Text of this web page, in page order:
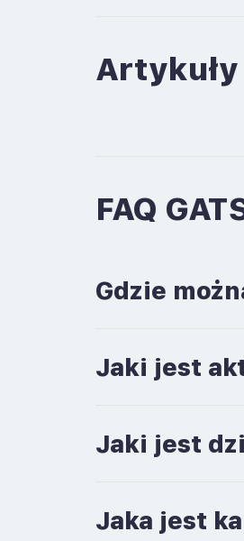
Artykuły
FAQ
Gdzie
Jaki jest
Jaki jest
Jaka jest